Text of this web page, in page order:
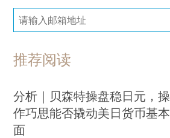
推荐阅读
分析｜贝森特操盘稳日元，操
作巧思能否撬动美日货币基本
面